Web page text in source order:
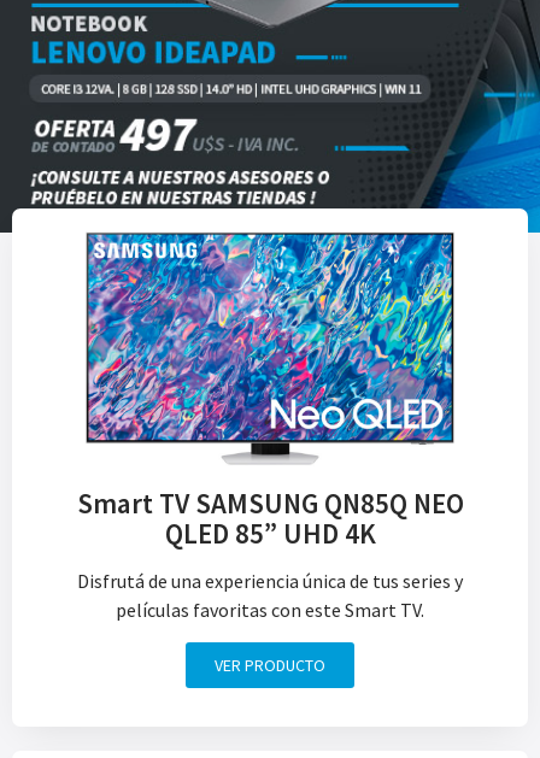
Smart TV SAMSUNG QN85Q NEO
QLED 85” UHD 4K
Disfrutá de una experiencia única de tus series y
películas favoritas con este Smart TV.
VER PRODUCTO